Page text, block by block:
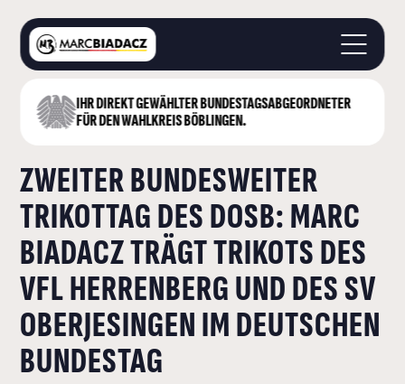
IHR DIREKT GEWÄHLTER BUNDESTAGS­ABGEORDNETER
FÜR DEN WAHLKREIS BÖBLINGEN.
STARTSEITE
LANDKREIS BÖBLINGEN
DEUTSCHER BUNDESTAG
AKTUELLES
KONTAKT
ZWEITER BUNDESWEITER
TRIKOTTAG DES DOSB: MARC
BIADACZ TRÄGT TRIKOTS DES
VFL HERRENBERG UND DES SV
OBERJESINGEN IM DEUTSCHEN
BUNDESTAG